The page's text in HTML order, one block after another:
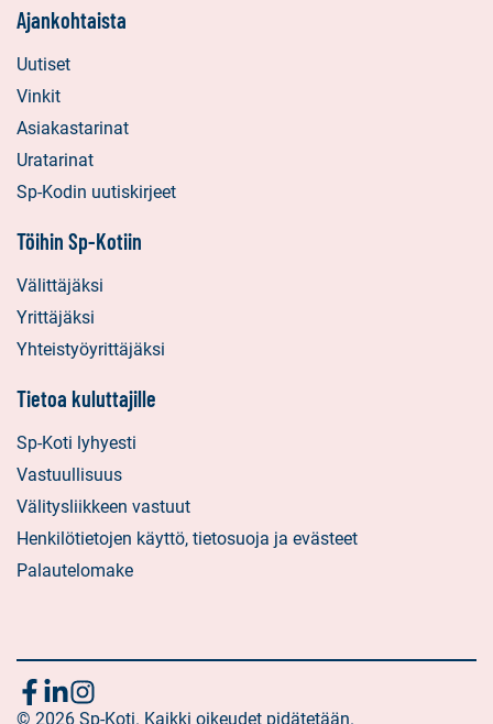
Ajankohtaista
Uutiset
Vinkit
Asiakastarinat
Uratarinat
Sp-Kodin uutiskirjeet
Töihin Sp-Kotiin
Välittäjäksi
Yrittäjäksi
Yhteistyöyrittäjäksi
Tietoa kuluttajille
Sp-Koti lyhyesti
Vastuullisuus
Välitysliikkeen vastuut
Henkilötietojen käyttö, tietosuoja ja evästeet
Palautelomake
Seuraa
Sosiaalinen
media:
Sosiaalinen
media:
Sosiaalinen
media:
© 2026 Sp-Koti. Kaikki oikeudet pidätetään.